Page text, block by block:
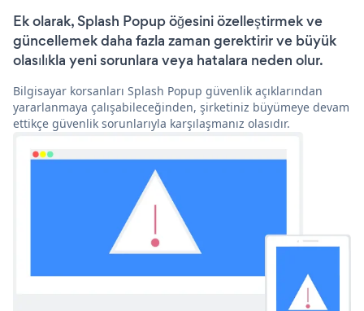
Ek olarak, Splash Popup öğesini özelleştirmek ve
güncellemek daha fazla zaman gerektirir ve büyük
olasılıkla yeni sorunlara veya hatalara neden olur.
Bilgisayar korsanları Splash Popup güvenlik açıklarından
yararlanmaya çalışabileceğinden, şirketiniz büyümeye devam
ettikçe güvenlik sorunlarıyla karşılaşmanız olasıdır.